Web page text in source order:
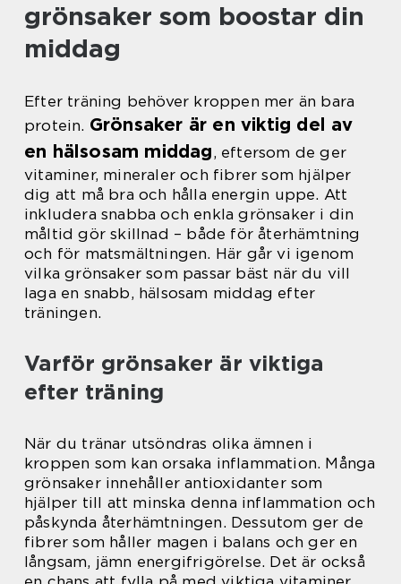
grönsaker som boostar din
middag
Efter träning behöver kroppen mer än bara
protein. Grönsaker är en viktig del av
en hälsosam middag, eftersom de ger
vitaminer, mineraler och fibrer som hjälper
dig att må bra och hålla energin uppe. Att
inkludera snabba och enkla grönsaker i din
måltid gör skillnad – både för återhämtning
och för matsmältningen. Här går vi igenom
vilka grönsaker som passar bäst när du vill
laga en snabb, hälsosam middag efter
träningen.
Varför grönsaker är viktiga
efter träning
När du tränar utsöndras olika ämnen i
kroppen som kan orsaka inflammation. Många
grönsaker innehåller antioxidanter som
hjälper till att minska denna inflammation och
påskynda återhämtningen. Dessutom ger de
fibrer som håller magen i balans och ger en
långsam, jämn energifrigörelse. Det är också